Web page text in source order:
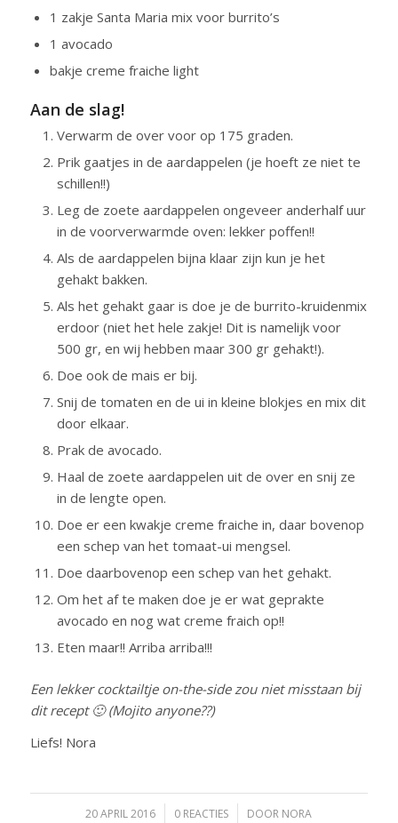
1 zakje Santa Maria mix voor burrito’s
1 avocado
bakje creme fraiche light
Aan de slag!
Verwarm de over voor op 175 graden.
Prik gaatjes in de aardappelen (je hoeft ze niet te
schillen!!)
Leg de zoete aardappelen ongeveer anderhalf uur
in de voorverwarmde oven: lekker poffen!!
Als de aardappelen bijna klaar zijn kun je het
gehakt bakken.
Als het gehakt gaar is doe je de burrito-kruidenmix
erdoor (niet het hele zakje! Dit is namelijk voor
500 gr, en wij hebben maar 300 gr gehakt!).
Doe ook de mais er bij.
Snij de tomaten en de ui in kleine blokjes en mix dit
door elkaar.
Prak de avocado.
Haal de zoete aardappelen uit de over en snij ze
in de lengte open.
Doe er een kwakje creme fraiche in, daar bovenop
een schep van het tomaat-ui mengsel.
Doe daarbovenop een schep van het gehakt.
Om het af te maken doe je er wat geprakte
avocado en nog wat creme fraich op!!
Eten maar!! Arriba arriba!!!
Een lekker cocktailtje on-the-side zou niet misstaan bij
dit recept 🙂 (Mojito anyone??)
Liefs! Nora
20 APRIL 2016
/ 0 REACTIES
/ DOOR NORA